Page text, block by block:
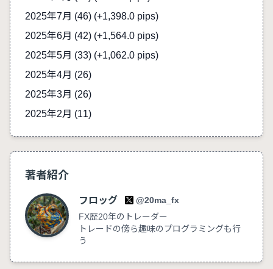
2025年7月 (46) (+1,398.0 pips)
2025年6月 (42) (+1,564.0 pips)
2025年5月 (33) (+1,062.0 pips)
2025年4月 (26)
2025年3月 (26)
2025年2月 (11)
著者紹介
フロッグ
@20ma_fx
FX歴20年のトレーダー
トレードの傍ら趣味のプログラミングも行
う